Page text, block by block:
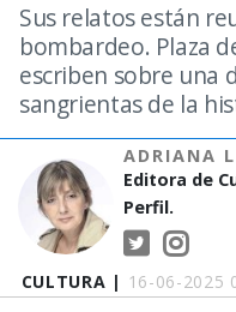
CULTURA | 16-06-2025
Sus relatos están
bombardeo. Plaza
escriben sobre una
sangrientas de la
ADRIANA
Editora de
Perfil.